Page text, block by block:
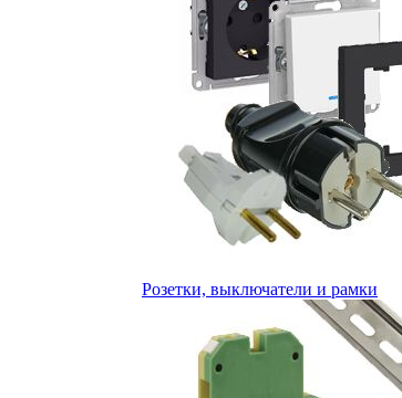
Розетки, выключатели и рамки